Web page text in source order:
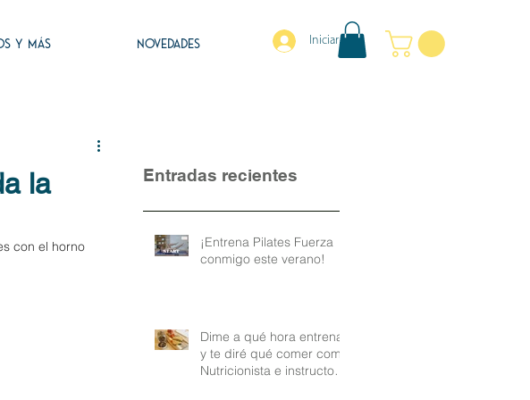
Y MÁS NOVEDADES Iniciar sesión
la
con el horno
Entradas recientes
¡Entrena Pilates Fuerza
conmigo este verano!
Dime a qué hora entrenas
y te diré qué comer como
Nutricionista e instructora